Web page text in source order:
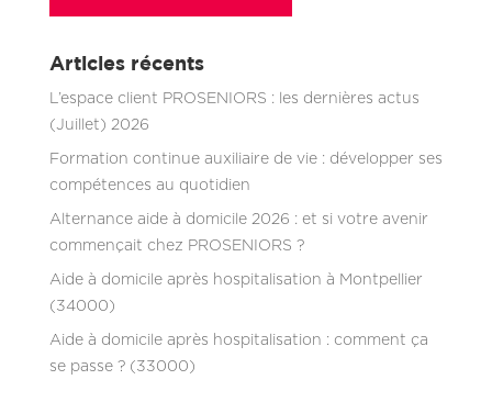
Articles récents
L’espace client PROSENIORS : les dernières actus
(Juillet) 2026
Formation continue auxiliaire de vie : développer ses
compétences au quotidien
Alternance aide à domicile 2026 : et si votre avenir
commençait chez PROSENIORS ?
Aide à domicile après hospitalisation à Montpellier
(34000)
Aide à domicile après hospitalisation : comment ça
se passe ? (33000)